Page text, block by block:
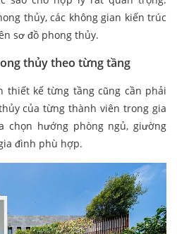
thủy, các không gian kiến trúc
sơ đồ phong thủy.
thủy theo từng tầng
thiết kế từng tầng cũng cần phải
của từng thành viên trong gia
chọn hướng phòng ngủ, giường
đình phù hợp.